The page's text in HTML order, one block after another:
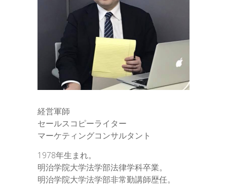
経営軍師
セールスコピーライター
マーケティングコンサルタント
1978年生まれ。
明治学院大学法学部法律学科卒業。
明治学院大学法学部非常勤講師歴任。